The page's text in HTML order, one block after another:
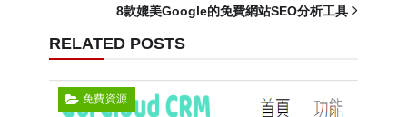
8款媲美Google的免費網站SEO分析工具
RELATED POSTS
免費資源